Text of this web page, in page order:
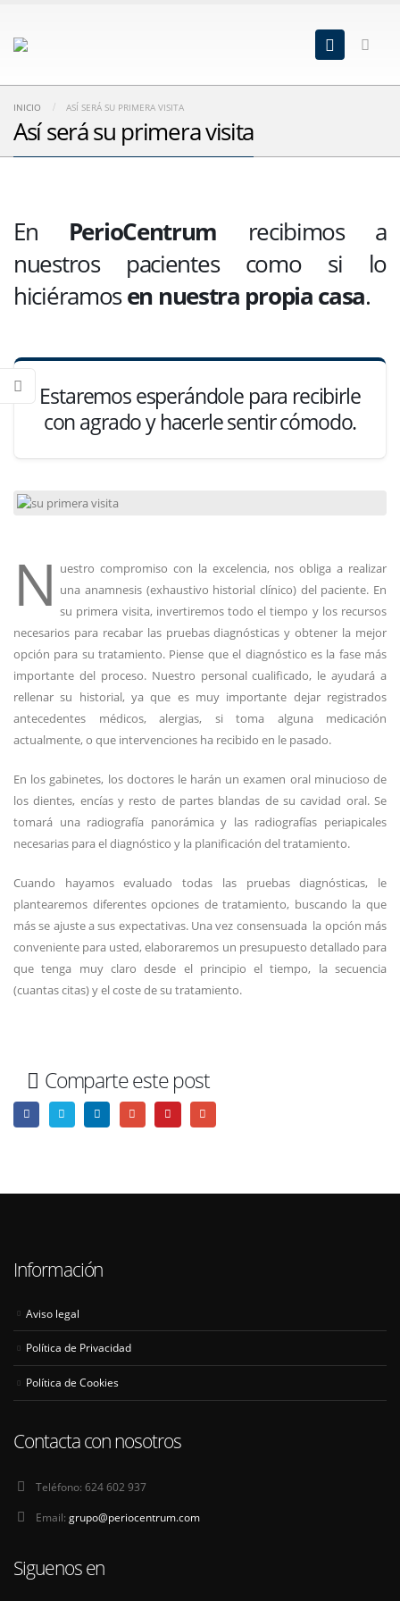
INICIO ASÍ SERÁ SU PRIMERA VISITA
Así será su primera visita
En PerioCentrum recibimos a
nuestros pacientes como si lo
hiciéramosen nuestra propia casa.
Estaremos esperándole para recibirle
con agrado y hacerle sentir cómodo.
N uestro compromiso con la excelencia, nos obliga a realizar
una anamnesis (exhaustivo historial clínico) del paciente. En
su primera visita, invertiremos todo el tiempo y los recursos
necesarios para recabar las pruebas diagnósticas y obtener la mejor
opción para su tratamiento. Piense que el diagnóstico es la fase más
importante del proceso. Nuestro personal cualificado, le ayudará a
rellenar su historial, ya que es muy importante dejar registrados
antecedentes médicos, alergias, si toma alguna medicación
actualmente, o que intervenciones ha recibido en le pasado.
En los gabinetes, los doctores le harán un examen oral minucioso de
los dientes, encías y resto de partes blandas de su cavidad oral. Se
tomará una radiografía panorámica y las radiografías periapicales
necesarias para el diagnóstico y la planificación del tratamiento.
Cuando hayamos evaluado todas las pruebas diagnósticas, le
plantearemos diferentes opciones de tratamiento, buscando la que
más se ajuste a sus expectativas. Una vez consensuada la opción más
conveniente para usted, elaboraremos un presupuesto detallado para
que tenga muy claro desde el principio el tiempo, la secuencia
(cuantas citas) y el coste de su tratamiento.
Comparte este post
Información
Aviso legal
Política de Privacidad
Política de Cookies
Contacta con nosotros
Teléfono: 624 602 937
Email: grupo@periocentrum.com
Siguenos en